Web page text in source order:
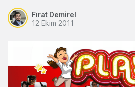
Fırat Demirel
12 Ekim 2011